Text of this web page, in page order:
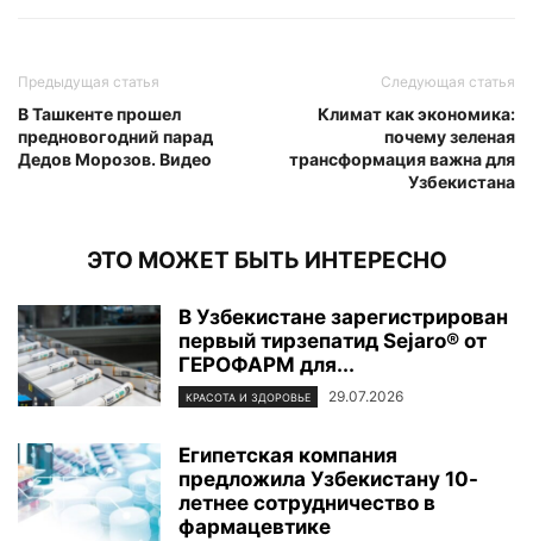
Предыдущая статья
В Ташкенте прошел
предновогодний парад
Дедов Морозов. Видео
Следующая статья
Климат как экономика:
почему зеленая
трансформация важна для
Узбекистана
ЭТО МОЖЕТ БЫТЬ ИНТЕРЕСНО
В Узбекистане зарегистрирован
первый тирзепатид Sejaro® от
ГЕРОФАРМ для...
КРАСОТА И ЗДОРОВЬЕ 29.07.2026
Египетская компания
предложила Узбекистану 10-
летнее сотрудничество в
фармацевтике